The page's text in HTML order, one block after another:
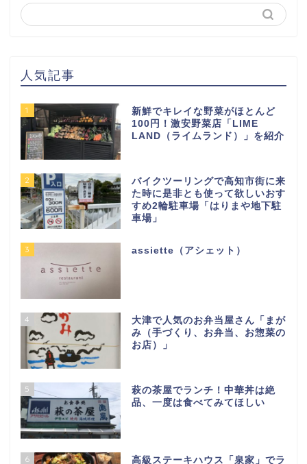
人気記事
1
新鮮でキレイな野菜がほとんど
100円！激安野菜店「LIME
LAND（ライムランド）」を紹介
2
バイクツーリングで高知市街に来
た時に是非とも使って欲しいおす
すめ2輪駐車場「はりまや地下駐
車場」
3 assiette（アシェット）
4
大津で人気のお弁当屋さん「まが
み（手づくり、お弁当、お惣菜の
お店）」
5
萩の茶屋でランチ！中華丼は絶
品、一度は食べてみてほしい
6
高級ステーキハウス「泉家」でラ